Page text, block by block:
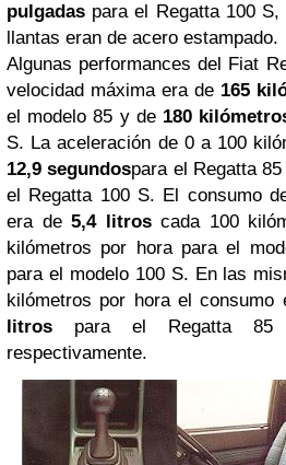
pulgadas para el Regatta 100
llantas eran de acero estampado.
Algunas performances del Fiat
velocidad máxima era de 165
el modelo 85 y de 180
S. La aceleración de 0 a 100
12,9 segundospara el Regatta
el Regatta 100 S. El consumo
era de5,4 litroscada 100
kilómetros por hora para el
para el modelo 100 S. En las
kilómetros por hora el
litros para el Regatta
respectivamente.